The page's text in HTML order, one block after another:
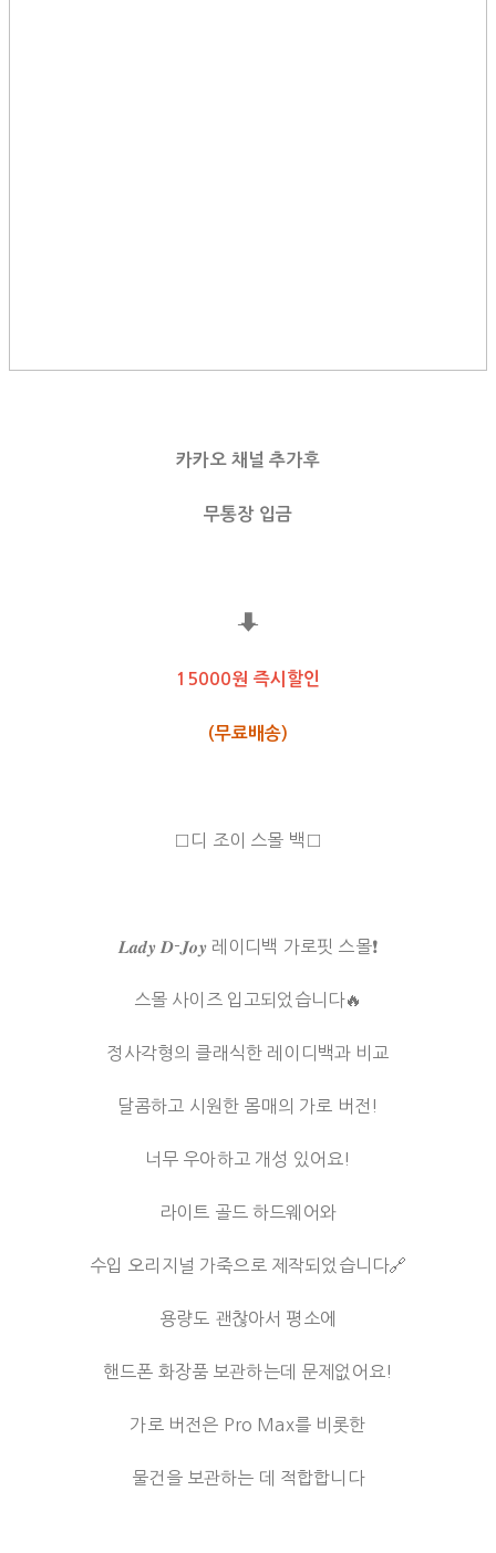
카카오 채널 추가후
무통장 입금
⬇
15000원 즉시할인
(무료배송)
□디 조이 스몰 백□
𝑳𝒂𝒅𝒚 𝑫-𝑱𝒐𝒚 레이디백 가로핏 스몰❗️
스몰 사이즈 입고되었습니다🔥
정사각형의 클래식한 레이디백과 비교
달콤하고 시원한 몸매의 가로 버전!
너무 우아하고 개성 있어요!
라이트 골드 하드웨어와
수입 오리지널 가죽으로 제작되었습니다🔗
용량도 괜찮아서 평소에
핸드폰 화장품 보관하는데 문제없어요!
가로 버전은 Pro Max를 비롯한
물건을 보관하는 데 적합합니다